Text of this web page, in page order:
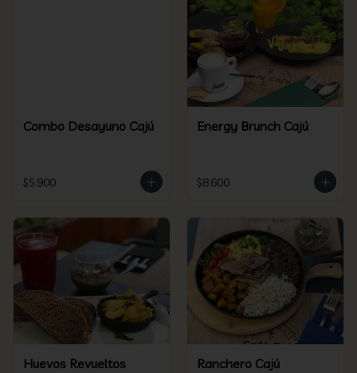
Combo Desayuno Cajú
$5.900
Energy Brunch Cajú
$8.600
Huevos Revueltos
Ranchero Cajú